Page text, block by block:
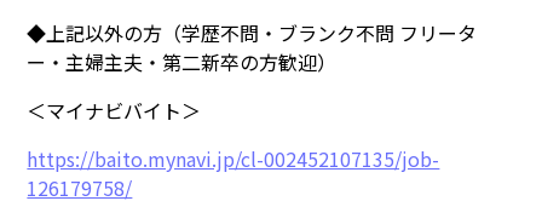
◆上記以外の方（学歴不問・ブランク不問 フリータ
ー・主婦主夫・第二新卒の方歓迎）
＜マイナビバイト＞
https://baito.mynavi.jp/cl-002452107135/job-
126179758/